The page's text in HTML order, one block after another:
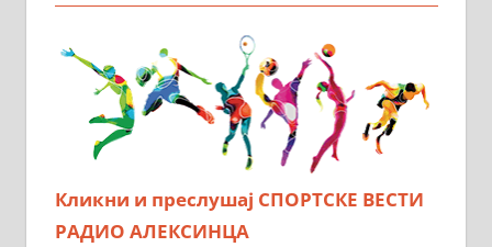
Кликни и преслушај СПОРТСКЕ ВЕСТИ
РАДИО АЛЕКСИНЦА